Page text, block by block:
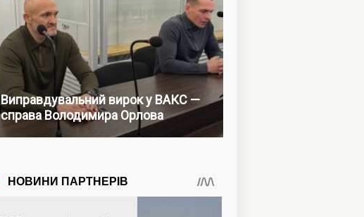
Виправдувальний вирок у ВАКС —
справа Володимира Орлова